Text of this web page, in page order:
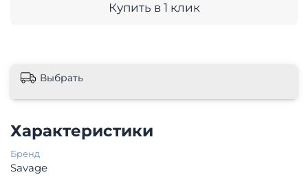
Купить в 1 клик
Выбрать
Характеристики
Бренд
Savage